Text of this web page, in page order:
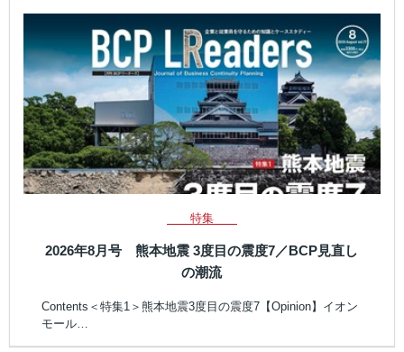
特集
2026年8月号 熊本地震 3度目の震度7／BCP見直し
の潮流
Contents＜特集1＞熊本地震3度目の震度7【Opinion】イオン
モール…